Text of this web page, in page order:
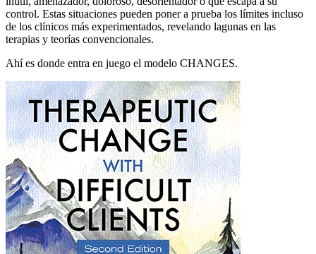
control. Estas situaciones pueden poner a prueba los límites incluso
de los clínicos más experimentados, revelando lagunas en las
terapias y teorías convencionales.
Ahí es donde entra en juego el modelo CHANGES.